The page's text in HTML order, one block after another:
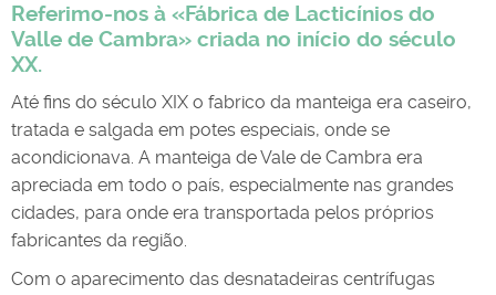
Referimo-nos à «Fábrica de Lacticínios do
Valle de Cambra» criada no início do século
XX.
Até fins do século XIX o fabrico da manteiga era caseiro,
tratada e salgada em potes especiais, onde se
acondicionava. A manteiga de Vale de Cambra era
apreciada em todo o país, especialmente nas grandes
cidades, para onde era transportada pelos próprios
fabricantes da região.
Com o aparecimento das desnatadeiras centrífugas